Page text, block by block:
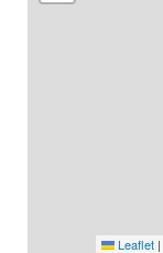
Leaflet |